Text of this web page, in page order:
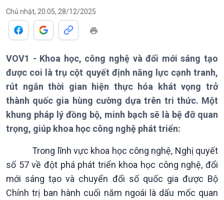
Chuyên mục
Theo dòng Thời sự
Tin Chính trị
Chính phủ với người dân
Quốc hội với cử tri
Xây dựng đảng
Tin thế giới
Vấn đề quốc tế
Hồ sơ sự kiện quốc tế
Thế giới & Việt Nam
Chủ nhật, 20:05, 28/12/2025
VOV1 - Khoa học, công nghệ và đổi mới sáng tạo
được coi là trụ cột quyết định năng lực cạnh tranh,
rút ngắn thời gian hiện thực hóa khát vọng trở
thành quốc gia hùng cường dựa trên tri thức. Một
khung pháp lý đồng bộ, minh bạch sẽ là bệ đỡ quan
trọng, giúp khoa học công nghệ phát triển:
Trong lĩnh vực khoa học công nghệ, Nghị quyết
số 57 về đột phá phát triển khoa học công nghệ, đổi
mới sáng tạo và chuyển đổi số quốc gia được Bộ
Chính trị ban hành cuối năm ngoái là dấu mốc quan